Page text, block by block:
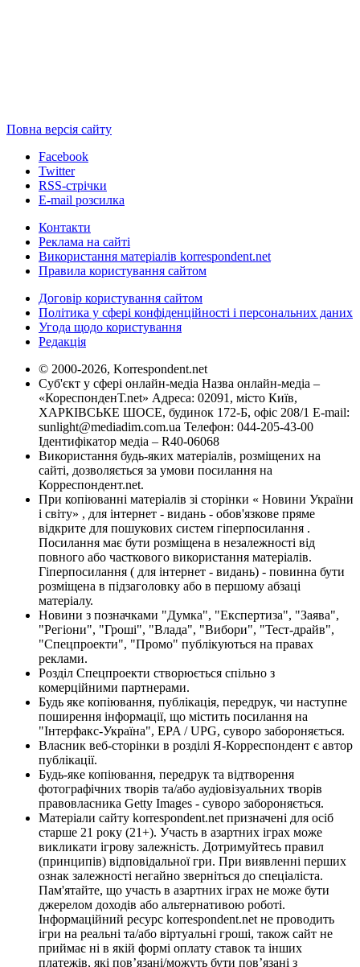
Повна версія сайту
Facebook
Twitter
RSS-стрічки
E-mail розсилка
Контакти
Реклама на сайті
Використання матеріалів korrespondent.net
Правила користування сайтом
Договір користування сайтом
Політика у сфері конфіденційності і персональних даних
Угода щодо користування
Редакція
© 2000-2026, Korrespondent.net
Суб'єкт у сфері онлайн-медіа Назва онлайн-медіа –
«КореспонденТ.net» Адреса: 02091, місто Київ,
ХАРКІВСЬКЕ ШОСЕ, будинок 172-Б, офіс 208/1 E-mail:
sunlight@mediadim.com.ua Телефон: 044-205-43-00
Ідентифікатор медіа – R40-06068
Використання будь-яких матеріалів, розміщених на
сайті, дозволяється за умови посилання на
Корреспондент.net.
При копіюванні матеріалів зі сторінки « Новини України
і світу» , для інтернет - видань - обов'язкове пряме
відкрите для пошукових систем гіперпосилання .
Посилання має бути розміщена в незалежності від
повного або часткового використання матеріалів.
Гіперпосилання ( для інтернет - видань) - повинна бути
розміщена в підзаголовку або в першому абзаці
матеріалу.
Новини з позначками "Думка", "Експертиза", "Заява",
"Регіони", "Гроші", "Влада", "Вибори", "Тест-драйв",
"Спецпроекти", "Промо" публікуються на правах
реклами.
Розділ Спецпроекти створюється спільно з
комерційними партнерами.
Будь яке копіювання, публікація, передрук, чи наступне
поширення інформації, що містить посилання на
"Інтерфакс-Україна", EPA / UPG, суворо забороняється.
Власник веб-сторінки в розділі Я-Корреспондент є автор
публікації.
Будь-яке копіювання, передрук та відтворення
фотографічних творів та/або аудіовізуальних творів
правовласника Getty Images - суворо забороняється.
Матеріали сайту korrespondent.net призначені для осіб
старше 21 року (21+). Участь в азартних іграх може
викликати ігрову залежність. Дотримуйтесь правил
(принципів) відповідальної гри. При виявленні перших
ознак залежності негайно зверніться до спеціаліста.
Пам'ятайте, що участь в азартних іграх не може бути
джерелом доходів або альтернативою роботі.
Інформаційний ресурс korrespondent.net не проводить
ігри на реальні та/або віртуальні гроші, також сайт не
приймає ні в якій формі оплату ставок та інших
платежів, які пов’язані/можуть бути пов’язані з